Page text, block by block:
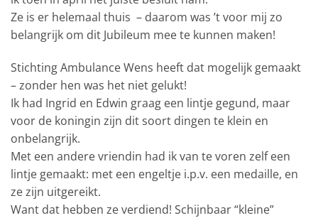
Ze is er helemaal thuis – daarom was ’t voor mij zo
belangrijk om dit Jubileum mee te kunnen maken!
Stichting Ambulance Wens heeft dat mogelijk gemaakt
– zonder hen was het niet gelukt!
Ik had Ingrid en Edwin graag een lintje gegund, maar
voor de koningin zijn dit soort dingen te klein en
onbelangrijk.
Met een andere vriendin had ik van te voren zelf een
lintje gemaakt: met een engeltje i.p.v. een medaille, en
ze zijn uitgereikt.
Want dat hebben ze verdiend! Schijnbaar “kleine”